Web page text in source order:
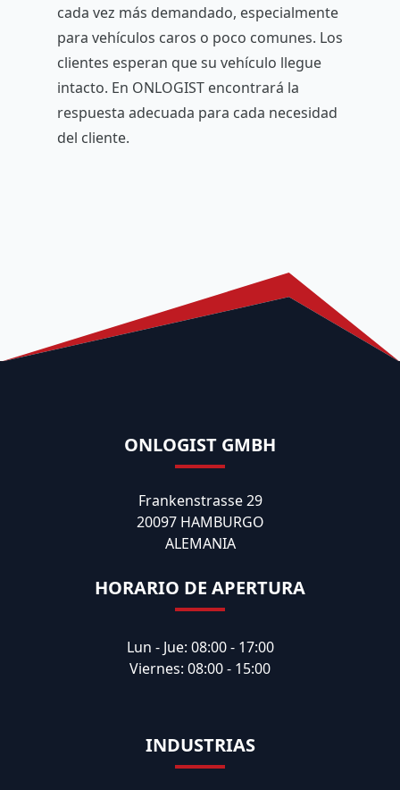
cada vez más demandado, especialmente
para vehículos caros o poco comunes. Los
clientes esperan que su vehículo llegue
intacto. En ONLOGIST encontrará la
respuesta adecuada para cada necesidad
del cliente.
ONLOGIST GMBH
Frankenstrasse 29
20097 HAMBURGO
ALEMANIA
HORARIO DE APERTURA
Lun - Jue: 08:00 - 17:00
Viernes: 08:00 - 15:00
INDUSTRIAS